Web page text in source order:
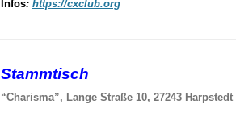
Infos: https://cxclub.org
Stammtisch
“Charisma”, Lange Straße 10, 27243 Harpstedt